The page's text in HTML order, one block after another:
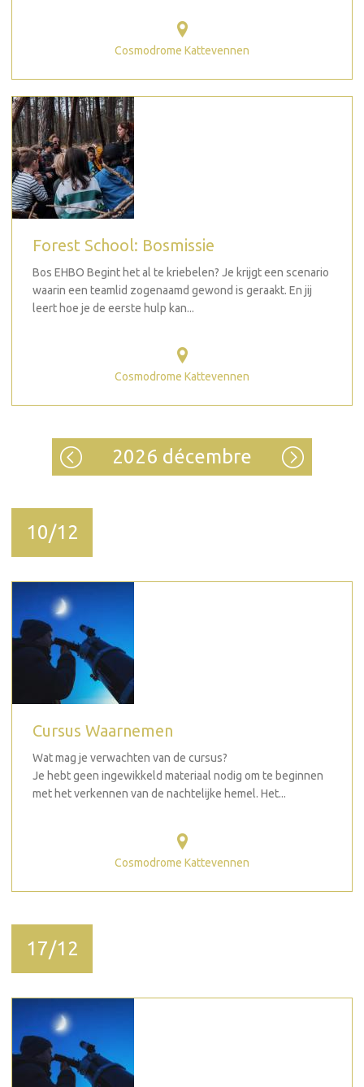
Cosmodrome Kattevennen
Forest School: Bosmissie
Bos EHBO Begint het al te kriebelen? Je krijgt een scenario
waarin een teamlid zogenaamd gewond is geraakt. En jij
leert hoe je de eerste hulp kan...
Cosmodrome Kattevennen
2026 décembre
10/12
Cursus Waarnemen
Wat mag je verwachten van de cursus?
Je hebt geen ingewikkeld materiaal nodig om te beginnen
met het verkennen van de nachtelijke hemel. Het...
Cosmodrome Kattevennen
17/12